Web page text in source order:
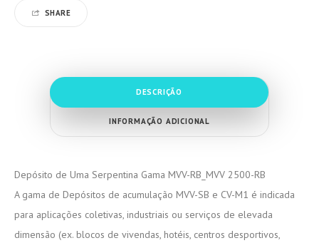
SHARE
DESCRIÇÃO
INFORMAÇÃO ADICIONAL
Depósito de Uma Serpentina Gama MVV-RB_MVV 2500-RB
A gama de Depósitos de acumulação MVV-SB e CV-M1 é indicada
para aplicações coletivas, industriais ou serviços de elevada
dimensão (ex. blocos de vivendas, hotéis, centros desportivos,